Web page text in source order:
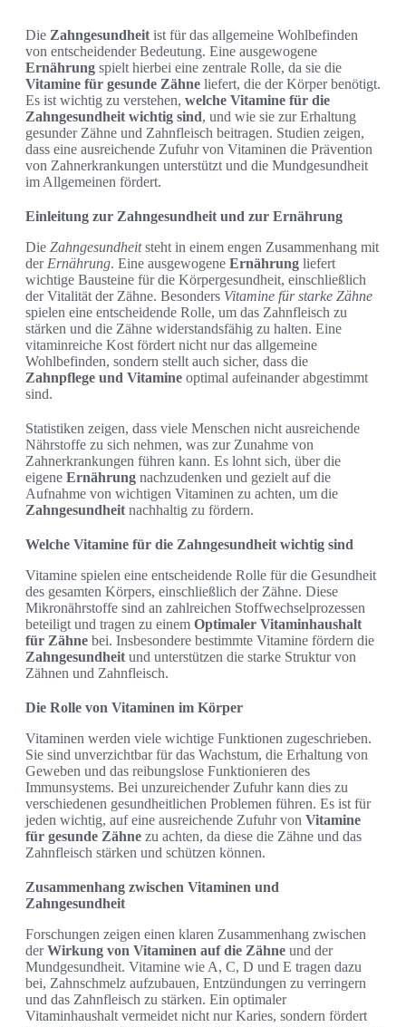
Die Zahngesundheit ist für das allgemeine Wohlbefinden
von entscheidender Bedeutung. Eine ausgewogene
Ernährung spielt hierbei eine zentrale Rolle, da sie die
Vitamine für gesunde Zähne liefert, die der Körper benötigt.
Es ist wichtig zu verstehen, welche Vitamine für die
Zahngesundheit wichtig sind, und wie sie zur Erhaltung
gesunder Zähne und Zahnfleisch beitragen. Studien zeigen,
dass eine ausreichende Zufuhr von Vitaminen die Prävention
von Zahnerkrankungen unterstützt und die Mundgesundheit
im Allgemeinen fördert.
Einleitung zur Zahngesundheit und zur Ernährung
Die Zahngesundheitsteht in einem engen Zusammenhang mit
der Ernährung. Eine ausgewogene Ernährung liefert
wichtige Bausteine für die Körpergesundheit, einschließlich
der Vitalität der Zähne. Besonders Vitamine für starke Zähne
spielen eine entscheidende Rolle, um das Zahnfleisch zu
stärken und die Zähne widerstandsfähig zu halten. Eine
vitaminreiche Kost fördert nicht nur das allgemeine
Wohlbefinden, sondern stellt auch sicher, dass die
Zahnpflege und Vitamine optimal aufeinander abgestimmt
sind.
Statistiken zeigen, dass viele Menschen nicht ausreichende
Nährstoffe zu sich nehmen, was zur Zunahme von
Zahnerkrankungen führen kann. Es lohnt sich, über die
eigene Ernährung nachzudenken und gezielt auf die
Aufnahme von wichtigen Vitaminen zu achten, um die
Zahngesundheit nachhaltig zu fördern.
Welche Vitamine für die Zahngesundheit wichtig sind
Vitamine spielen eine entscheidende Rolle für die Gesundheit
des gesamten Körpers, einschließlich der Zähne. Diese
Mikronährstoffe sind an zahlreichen Stoffwechselprozessen
beteiligt und tragen zu einem Optimaler Vitaminhaushalt
für Zähne bei. Insbesondere bestimmte Vitamine fördern die
Zahngesundheit und unterstützen die starke Struktur von
Zähnen und Zahnfleisch.
Die Rolle von Vitaminen im Körper
Vitaminen werden viele wichtige Funktionen zugeschrieben.
Sie sind unverzichtbar für das Wachstum, die Erhaltung von
Geweben und das reibungslose Funktionieren des
Immunsystems. Bei unzureichender Zufuhr kann dies zu
verschiedenen gesundheitlichen Problemen führen. Es ist für
jeden wichtig, auf eine ausreichende Zufuhr von Vitamine
für gesunde Zähne zu achten, da diese die Zähne und das
Zahnfleisch stärken und schützen können.
Zusammenhang zwischen Vitaminen und
Zahngesundheit
Forschungen zeigen einen klaren Zusammenhang zwischen
derWirkung von Vitaminen auf die Zähne und der
Mundgesundheit. Vitamine wie A, C, D und E tragen dazu
bei, Zahnschmelz aufzubauen, Entzündungen zu verringern
und das Zahnfleisch zu stärken. Ein optimaler
Vitaminhaushalt vermeidet nicht nur Karies, sondern fördert